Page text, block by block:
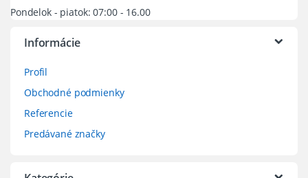
Pondelok - piatok: 07:00 - 16.00
Informácie
Profil
Obchodné podmienky
Referencie
Predávané značky